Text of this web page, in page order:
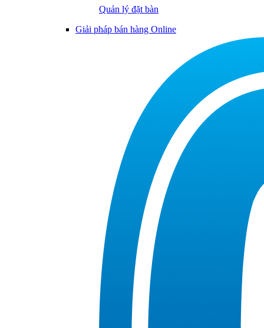
Quản lý đặt bàn
Giải pháp bán hàng Online